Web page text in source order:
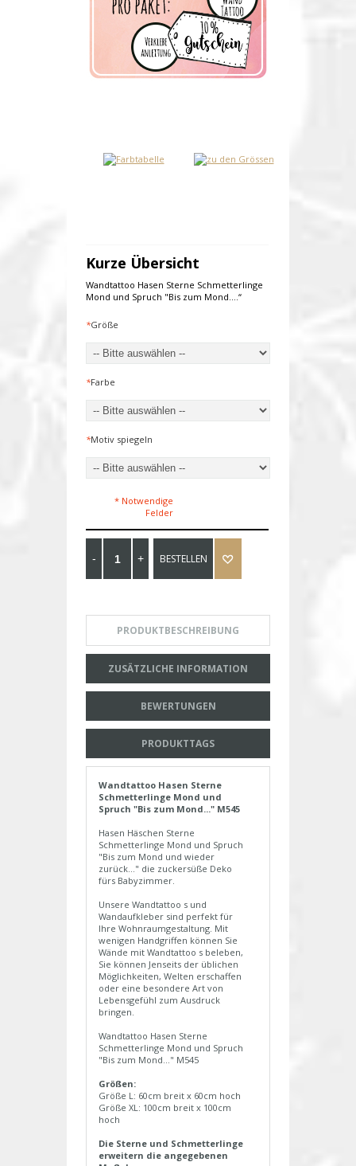
Zahlungseingang
Kurze Übersicht
Wandtattoo Hasen Sterne Schmetterlinge
Mond und Spruch "Bis zum Mond....“
*Größe
*Farbe
*Motiv spiegeln
* Notwendige
Felder
BESTELLEN
PRODUKTBESCHREIBUNG
ZUSÄTZLICHE INFORMATION
BEWERTUNGEN
PRODUKTTAGS
Wandtattoo Hasen Sterne
Schmetterlinge Mond und
Spruch "Bis zum Mond..." M545
Hasen Häschen Sterne
Schmetterlinge Mond und Spruch
"Bis zum Mond und wieder
zurück..." die zuckersüße Deko
fürs Babyzimmer.
Unsere Wandtattoo s und
Wandaufkleber sind perfekt für
Ihre Wohnraumgestaltung. Mit
wenigen Handgriffen können Sie
Wände mit Wandtattoo s beleben,
Sie können Jenseits der üblichen
Möglichkeiten, Welten erschaffen
oder eine besondere Art von
Lebensgefühl zum Ausdruck
bringen.
Wandtattoo Hasen Sterne
Schmetterlinge Mond und Spruch
"Bis zum Mond..." M545
Größen:
Größe L: 60cm breit x 60cm hoch
Größe XL: 100cm breit x 100cm
hoch
Die Sterne und Schmetterlinge
erweitern die angegebenen